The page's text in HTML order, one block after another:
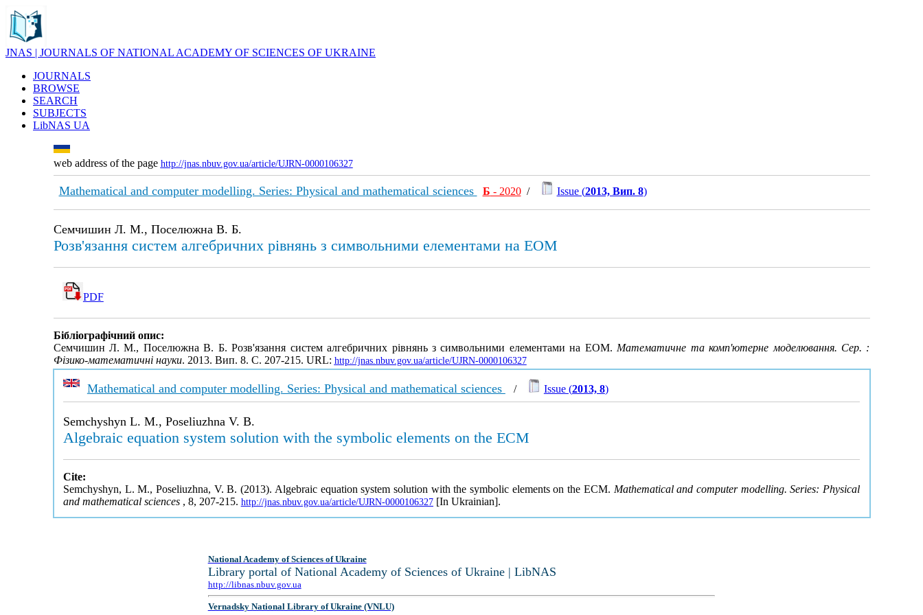
JNAS | JOURNALS OF NATIONAL ACADEMY OF SCIENCES OF UKRAINE
JOURNALS
BROWSE
SEARCH
SUBJECTS
LibNAS UA
web address of the page http://jnas.nbuv.gov.ua/article/UJRN-0000106327
Mathematical and computer modelling. Series: Physical and mathematical sciences Б - 2020/ Issue (2013, Вип. 8)
Семчишин Л. М., Поселюжна В. Б.
Розв'язання систем алгебричних рівнянь з символьними елементами на ЕОМ
PDF
Бібліографічний опис:
Семчишин Л. М., Поселюжна В. Б. Розв'язання систем алгебричних рівнянь з символьними елементами на ЕОМ.Математичне та комп'ютерне моделювання. Сер. :
Фізико-математичні науки. 2013. Вип. 8. С. 207-215. URL: http://jnas.nbuv.gov.ua/article/UJRN-0000106327
Mathematical and computer modelling. Series: Physical and mathematical sciences / Issue (2013, 8)
Semchyshyn L. M., Poseliuzhna V. B.
Algebraic equation system solution with the symbolic elements on the ECM
Cite:
Semchyshyn, L. M., Poseliuzhna, V. B. (2013). Algebraic equation system solution with the symbolic elements on the ECM. Mathematical and computer modelling. Series: Physical
and mathematical sciences , 8, 207-215. http://jnas.nbuv.gov.ua/article/UJRN-0000106327[In Ukrainian].
National Academy of Sciences of Ukraine
Library portal of National Academy of Sciences of Ukraine | LibNAS
http://libnas.nbuv.gov.ua
Vernadsky National Library of Ukraine (VNLU)